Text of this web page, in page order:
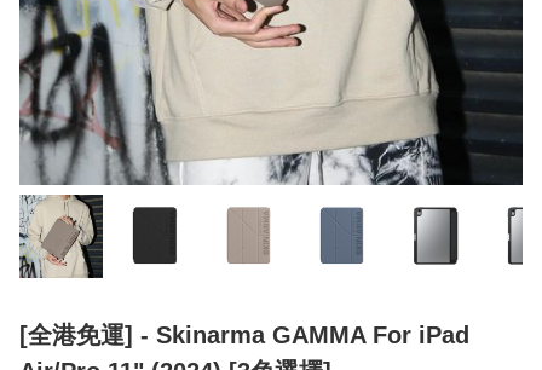
[全港免運] - Skinarma GAMMA For iPad